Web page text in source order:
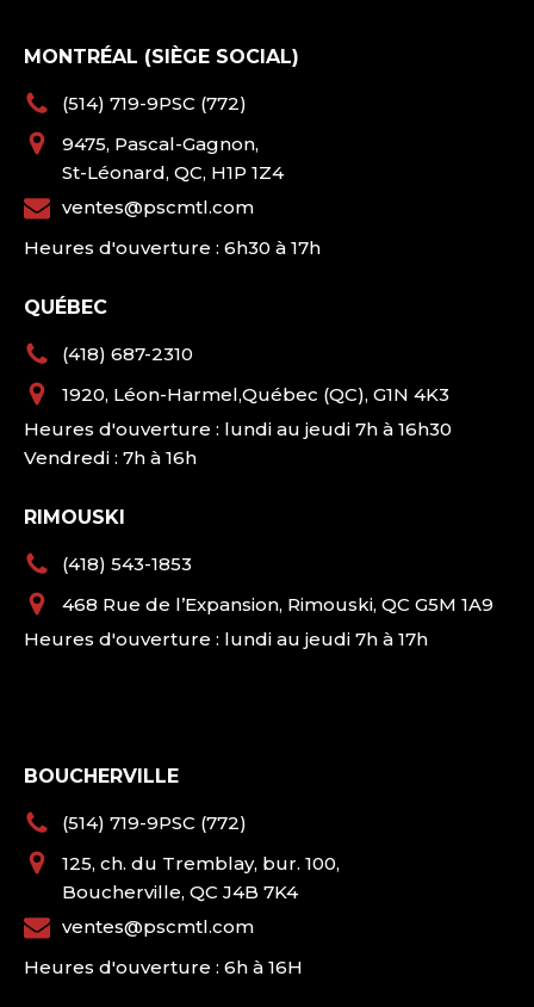
MONTRÉAL (SIÈGE SOCIAL)
(514) 719-9PSC (772)
9475, Pascal-Gagnon,
St-Léonard, QC, H1P 1Z4
ventes@pscmtl.com
Heures d'ouverture : 6h30 à 17h
QUÉBEC
(418) 687-2310
1920, Léon-Harmel,Québec (QC), G1N 4K3
Heures d'ouverture : lundi au jeudi 7h à 16h30
Vendredi : 7h à 16h
RIMOUSKI
(418) 543-1853
468 Rue de l’Expansion, Rimouski, QC G5M 1A9
Heures d'ouverture : lundi au jeudi 7h à 17h
BOUCHERVILLE
(514) 719-9PSC (772)
125, ch. du Tremblay, bur. 100,
Boucherville, QC J4B 7K4
ventes@pscmtl.com
Heures d'ouverture : 6h à 16H